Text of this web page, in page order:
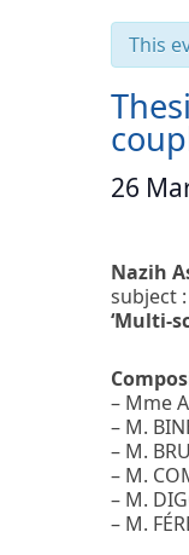
This
26
Nazih
subject :
‘Multi-
– Mme
– M.
– M.
– M.
– M.
– M.